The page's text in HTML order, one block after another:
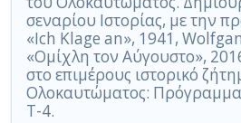
1.
Εφαρμοζόμενα
κριτήρια
αναζήτησης:
Aktion
T4,
πρόγραμμα
ευθανασίας,
σεναρίου Ιστορίας, με την
«Ich Klage an», 1941,
«Ομίχλη τον Αύγουστο»,
στο επιμέρους ιστορικό
Ολοκαυτώματος:
T-4.